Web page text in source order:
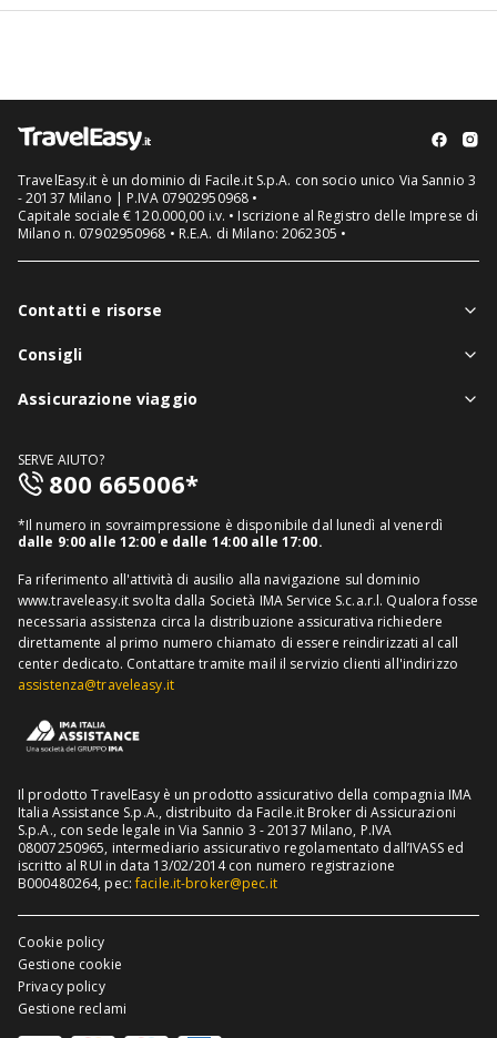
TravelEasy.it è un dominio di Facile.it S.p.A. con socio unico Via Sannio 3
- 20137 Milano | P.IVA 07902950968 •
Capitale sociale € 120.000,00 i.v. • Iscrizione al Registro delle Imprese di
Milano n. 07902950968 • R.E.A. di Milano: 2062305 •
Contatti e risorse
Chi siamo
FAQ
Mappa del sito
Informativa distributore
Consigli
Notizie viaggi
Assicurazione viaggio
Assicurazione viaggio annuale
Assicurazione medico sanitaria
Assicurazione viaggio USA
Assicurazione viaggio Thailandia
Assicurazione viaggio Cuba
SERVE AIUTO?
800 665006*
*Il numero in sovraimpressione è disponibile dal lunedì al venerdì
dalle 9:00 alle 12:00 e dalle 14:00 alle 17:00.
Fa riferimento all'attività di ausilio alla navigazione sul dominio
www.traveleasy.it svolta dalla Società IMA Service S.c.a.r.l. Qualora fosse
necessaria assistenza circa la distribuzione assicurativa richiedere
direttamente al primo numero chiamato di essere reindirizzati al call
center dedicato. Contattare tramite mail il servizio clienti all'indirizzo
assistenza@traveleasy.it
Il prodotto TravelEasy è un prodotto assicurativo della compagnia IMA
Italia Assistance S.p.A., distribuito da Facile.it Broker di Assicurazioni
S.p.A., con sede legale in Via Sannio 3 - 20137 Milano, P.IVA
08007250965, intermediario assicurativo regolamentato dall’IVASS ed
iscritto al RUI in data 13/02/2014 con numero registrazione
B000480264, pec:facile.it-broker@pec.it
Cookie policy
Gestione cookie
Privacy policy
Gestione reclami